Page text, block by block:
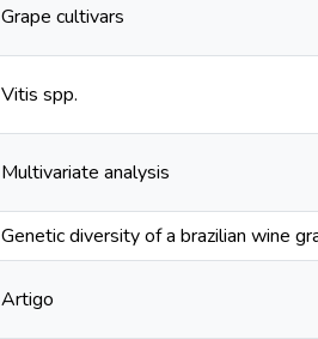
Grape cultivars
Vitis spp.
Multivariate analysis
Genetic diversity of a brazilian wine
Artigo